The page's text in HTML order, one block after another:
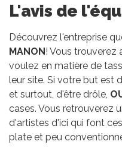
L'avis de
Découvrez l'entreprise
MANON! Vous trouverez
voulez en matière de
leur site. Si votre but est
et surtout, d'être drôle,
cases. Vous retrouverez
d'artistes d'ici qui font
plate et peu